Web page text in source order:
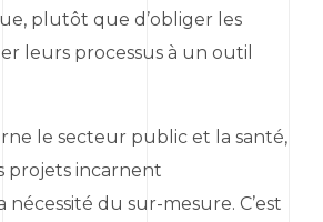
plutôt que d’obliger les
leurs processus à un outil
le secteur public et la santé,
projets incarnent
du sur-mesure. C’est